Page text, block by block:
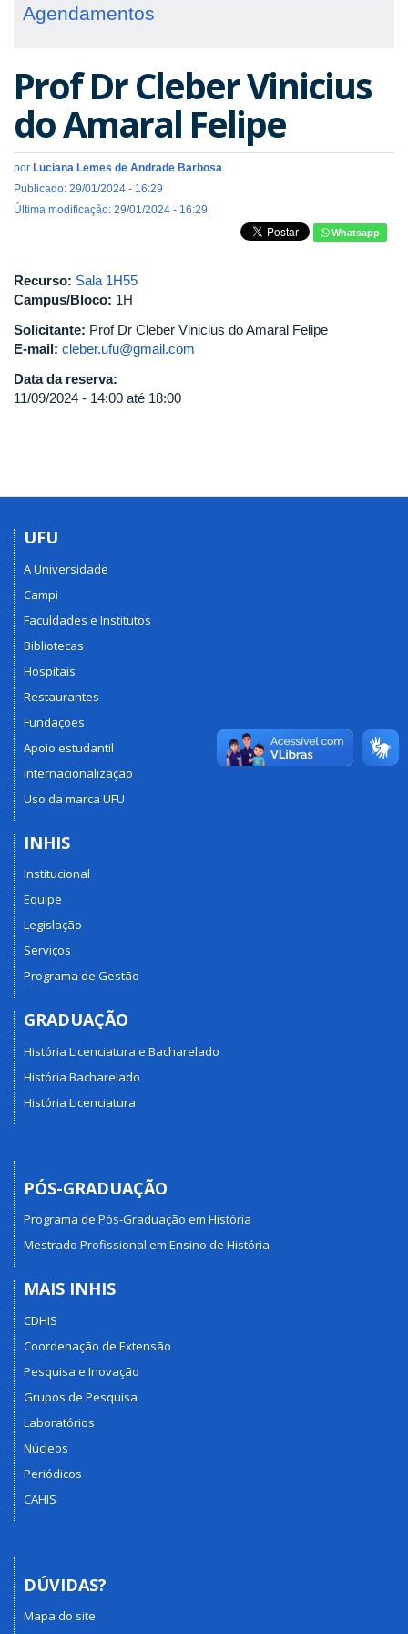
Agendamentos
Prof Dr Cleber Vinicius
do Amaral Felipe
por Luciana Lemes de Andrade Barbosa
Publicado: 29/01/2024 - 16:29
Última modificação: 29/01/2024 - 16:29
Whatsapp
Recurso: Sala 1H55
Campus/Bloco: 1H
Solicitante: Prof Dr Cleber Vinicius do Amaral Felipe
E-mail: cleber.ufu@gmail.com
Data da reserva:
11/09/2024 - 14:00 até 18:00
UFU
A Universidade
Campi
Faculdades e Institutos
Bibliotecas
Hospitais
Restaurantes
Fundações
Apoio estudantil
Internacionalização
Uso da marca UFU
INHIS
Institucional
Equipe
Legislação
Serviços
Programa de Gestão
GRADUAÇÃO
História Licenciatura e Bacharelado
História Bacharelado
História Licenciatura
PÓS-GRADUAÇÃO
Programa de Pós-Graduação em História
Mestrado Profissional em Ensino de História
MAIS INHIS
CDHIS
Coordenação de Extensão
Pesquisa e Inovação
Grupos de Pesquisa
Laboratórios
Núcleos
Periódicos
CAHIS
DÚVIDAS?
Mapa do site